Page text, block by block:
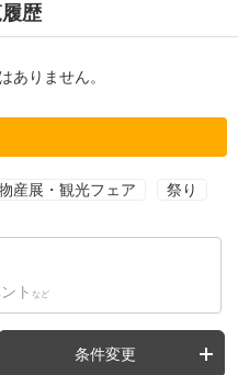
歴
ありません。
産展・観光フェア 祭り
ト など
条件変更